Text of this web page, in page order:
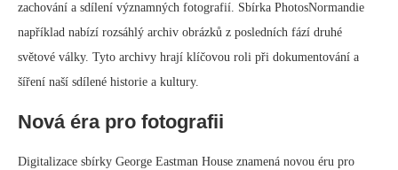
zachování a sdílení významných fotografií. Sbírka PhotosNormandie
například nabízí rozsáhlý archiv obrázků z posledních fází druhé
světové války. Tyto archivy hrají klíčovou roli při dokumentování a
šíření naší sdílené historie a kultury.
Nová éra pro fotografii
Digitalizace sbírky George Eastman House znamená novou éru pro